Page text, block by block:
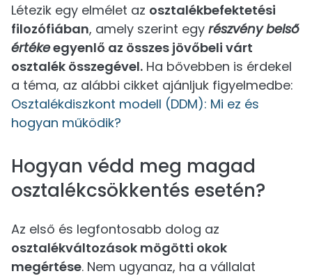
Létezik egy elmélet az osztalékbefektetési
filozófiában, amely szerint egy részvény belső
értékeegyenlő az összes jövőbeli várt
osztalék összegével. Ha bővebben is érdekel
a téma, az alábbi cikket ajánljuk figyelmedbe:
Osztalékdiszkont modell (DDM): Mi ez és
hogyan működik?
Hogyan védd meg magad
osztalékcsökkentés esetén?
Az első és legfontosabb dolog az
osztalékváltozások mögötti okok
megértése. Nem ugyanaz, ha a vállalat